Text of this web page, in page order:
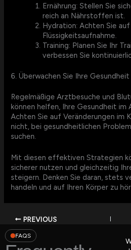
Ernährung: Stellen Sie
reich an Nährstoffen ist.
Hydration: Achten Sie
Flüssigkeitsaufnahme.
Training: Planen Sie Ihr
verbessen Sie
6. Überwachen Sie Ihre Gesundheit
Regelmäßige Arztbesuche und
können helfen, Ihre Gesundheit im
Achten Sie auf Veränderungen im
nicht, bei gesundheitlichen
suchen.
Mit diesen effektiven Strategien
sicherer nutzen und gleichzeitig
steigern. Denken Sie daran, stets
handeln und auf Ihren Körper zu
PREVIOUS
FAQS